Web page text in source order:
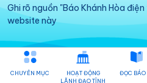
Ghi rõ nguồn "Báo Khánh Hòa
website này
CHUYÊN MỤC
HOẠT ĐỘNG
LÃNH ĐẠO TỈNH
ĐỌC BÁO